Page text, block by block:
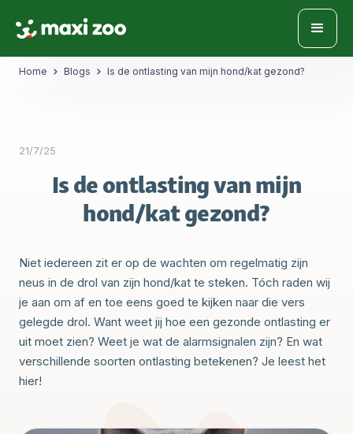
Home Blogs Is de ontlasting van mijn hond/kat gezond?
21/7/25
Is de ontlasting van mijn
hond/kat gezond?
Niet iedereen zit er op de wachten om regelmatig zijn
neus in de drol van zijn hond/kat te steken. Tóch raden wij
je aan om af en toe eens goed te kijken naar die vers
gelegde drol. Want weet jij hoe een gezonde ontlasting er
uit moet zien? Weet je wat de alarmsignalen zijn? En wat
verschillende soorten ontlasting betekenen? Je leest het
hier!